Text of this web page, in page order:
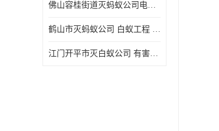
佛山容桂街道灭蚂蚁公司电话 白蚁防治 上门服务 确定方案
鹤山市灭蚂蚁公司 白蚁工程 欢迎电话咨询 价格优惠
江门开平市灭白蚁公司 有害生物防治 上门服务 确定方案